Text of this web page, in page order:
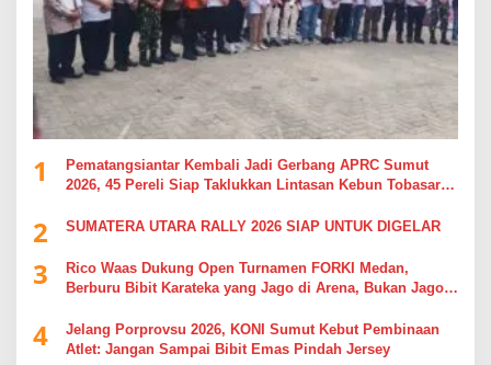
1
Pematangsiantar Kembali Jadi Gerbang APRC Sumut
2026, 45 Pereli Siap Taklukkan Lintasan Kebun Tobasari
2 SUMATERA UTARA RALLY 2026 SIAP UNTUK DIGELAR
3
Rico Waas Dukung Open Turnamen FORKI Medan,
Berburu Bibit Karateka yang Jago di Arena, Bukan Jago
4
Jelang Porprovsu 2026, KONI Sumut Kebut Pembinaan
Atlet: Jangan Sampai Bibit Emas Pindah Jersey